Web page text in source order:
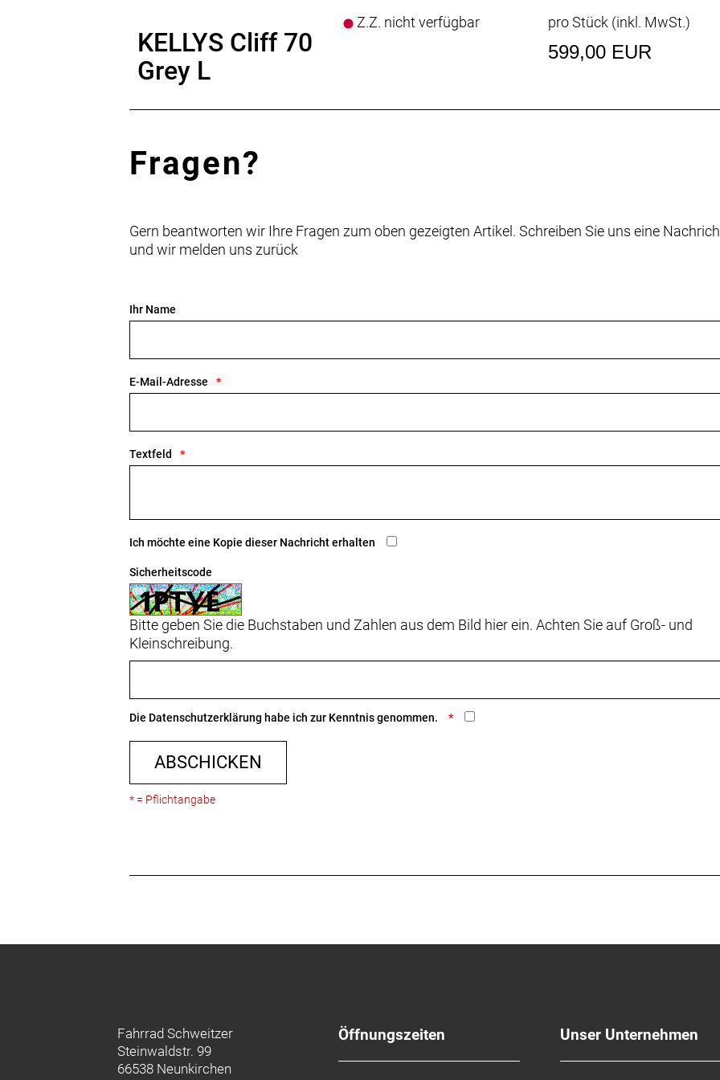
KELLYS Cliff 70
Grey L
Z.Z. nicht verfügbar pro Stück (inkl. MwSt.)
599,00 EUR
Fragen?
Gern beantworten wir Ihre Fragen zum oben gezeigten Artikel. Schreiben Sie uns eine
und wir melden uns zurück
Ihr Name
E-Mail-Adresse
Textfeld
Ich möchte eine Kopie dieser Nachricht erhalten
Sicherheitscode
Bitte geben Sie die Buchstaben und Zahlen aus dem Bild hier ein. Achten Sie auf Groß- und
Kleinschreibung.
Die Datenschutzerklärung habe ich zur Kenntnis genommen.
ABSCHICKEN
* = Pflichtangabe
Fahrrad Schweitzer
Steinwaldstr. 99
66538 Neunkirchen
Öffnungszeiten Unser Unternehmen